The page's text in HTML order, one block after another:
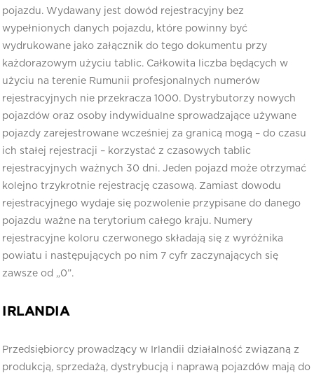
pojazdu. Wydawany jest dowód rejestracyjny bez
wypełnionych danych pojazdu, które powinny być
wydrukowane jako załącznik do tego dokumentu przy
każdorazowym użyciu tablic. Całkowita liczba będących w
użyciu na terenie Rumunii profesjonalnych numerów
rejestracyjnych nie przekracza 1000. Dystrybutorzy nowych
pojazdów oraz osoby indywidualne sprowadzające używane
pojazdy zarejestrowane wcześniej za granicą mogą – do czasu
ich stałej rejestracji – korzystać z czasowych tablic
rejestracyjnych ważnych 30 dni. Jeden pojazd może otrzymać
kolejno trzykrotnie rejestrację czasową. Zamiast dowodu
rejestracyjnego wydaje się pozwolenie przypisane do danego
pojazdu ważne na terytorium całego kraju. Numery
rejestracyjne koloru czerwonego składają się z wyróżnika
powiatu i następujących po nim 7 cyfr zaczynających się
zawsze od „0”.
IRLANDIA
Przedsiębiorcy prowadzący w Irlandii działalność związaną z
produkcją, sprzedażą, dystrybucją i naprawą pojazdów mają do